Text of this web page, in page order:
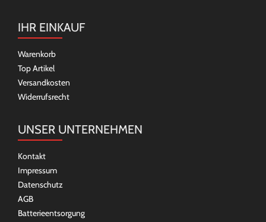
IHR EINKAUF
Warenkorb
Top Artikel
Versandkosten
Widerrufsrecht
UNSER UNTERNEHMEN
Kontakt
Impressum
Datenschutz
AGB
Batterieentsorgung